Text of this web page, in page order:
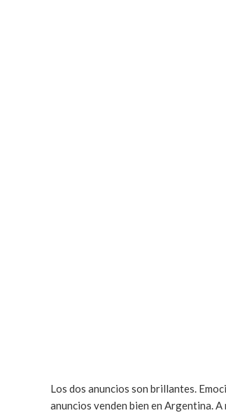
Los dos anuncios son brillantes.
anuncios venden bien en Argentina.